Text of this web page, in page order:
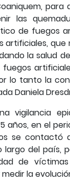
para
las
de fuegos
que
la salud
lo tanto la
Daniela
vigilancia
años, en el
se contactó
del país,
de
la